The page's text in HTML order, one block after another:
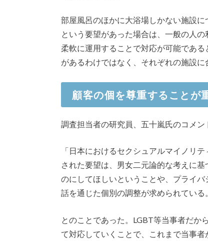
部屋風呂のほかに大浴場しかない施設
という要望があった場合は、一般の人
柔軟に運用することで対応が可能であ
があるわけではなく、それぞれの施設
顧客の個を尊重することが
調査担当者の研究員、五十嵐氏のコメン
「日本におけるセクシュアルマイノリ
された要望は、男女二元論的な考えに
のにしてほしいということや、プライ
話を通じた個別の調整が求められている
とのことであった。LGBT等当事者だか
て対応していくことで、これまで当事